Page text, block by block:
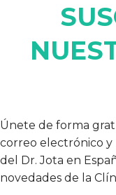
Únete de forma
correo electrónico y
del Dr. Jota en
novedades de la